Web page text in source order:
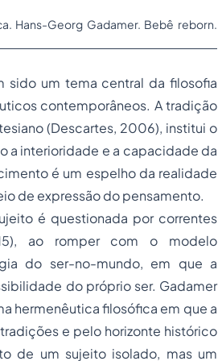
Hans-Georg Gadamer. Bebê reborn.
sido um tema central da filosofia
contemporâneos. A tradição
(Descartes, 2006), institui o
a interioridade e a capacidade da
é um espelho da realidade
de expressão do pensamento.
é questionada por correntes
ao romper com o modelo
do ser-no-mundo, em que a
do próprio ser. Gadamer
hermenêutica filosófica em que a
e pelo horizonte histórico
de um sujeito isolado, mas um